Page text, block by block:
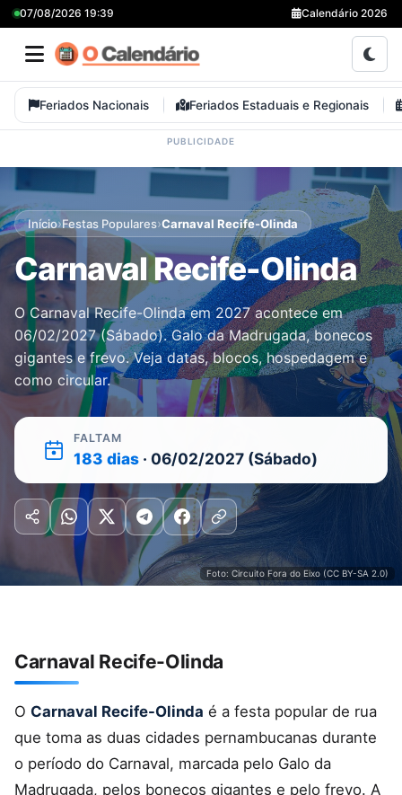
07/08/2026 19:39 Calendário 2026
Feriados Nacionais Feriados Estaduais e Regionais
Foto: Circuito Fora do Eixo (CC BY-SA 2.0)
Início›Festas Populares›Carnaval Recife-Olinda
Carnaval Recife-Olinda
O Carnaval Recife-Olinda em 2027 acontece em
06/02/2027 (Sábado). Galo da Madrugada, bonecos
gigantes e frevo. Veja datas, blocos, hospedagem e
como circular.
FALTAM
183 dias · 06/02/2027 (Sábado)
Carnaval Recife-Olinda
O Carnaval Recife-Olinda é a festa popular de rua
que toma as duas cidades pernambucanas durante
o período do Carnaval, marcada pelo Galo da
Madrugada, pelos bonecos gigantes e pelo frevo. A